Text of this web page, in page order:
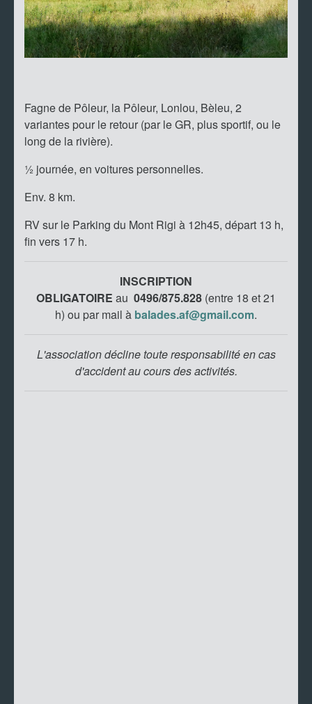
Fagne de Pôleur, la Pôleur, Lonlou, Bèleu, 2
variantes pour le retour (par le GR, plus sportif, ou le
long de la rivière).
½ journée, en voitures personnelles.
Env. 8 km.
RV sur le Parking du Mont Rigi à 12h45, départ 13 h,
fin vers 17 h.
INSCRIPTION
OBLIGATOIRE au 0496/875.828 (entre 18 et 21
h) ou par mail à balades.af@gmail.com.
L'association décline toute responsabilité en cas
d'accident au cours des activités.